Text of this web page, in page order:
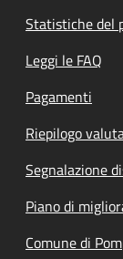
Statistiche del
Leggi le FAQ
Pagamenti
Riepilogo
Segnalazione
Piano di
Comune di